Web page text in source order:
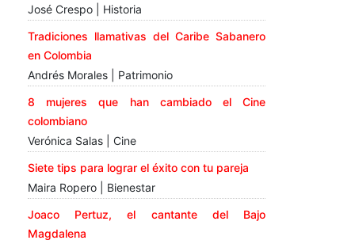
José Crespo | Historia
Tradiciones llamativas del Caribe Sabanero
en Colombia
Andrés Morales | Patrimonio
8 mujeres que han cambiado el Cine
colombiano
Verónica Salas | Cine
Siete tips para lograr el éxito con tu pareja
Maira Ropero | Bienestar
Joaco Pertuz, el cantante del Bajo
Magdalena